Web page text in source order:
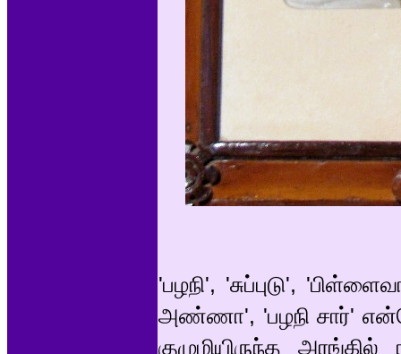
'பழநி', 'சுப்புடு',
அண்ணா', 'பழநி சார்'
குழுமியிருந்த